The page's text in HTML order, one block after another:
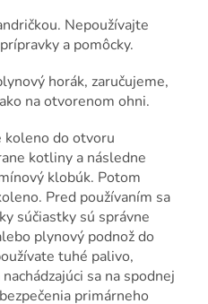
Nepoužívajte
a pomôcky.
horák, zaručujeme,
na otvorenom ohni.
koleno do otvoru
kotliny a následne
klobúk. Potom
Pred používaním sa
súčiastky sú správne
plynový podnož do
tuhé palivo,
sa na spodnej
primárneho